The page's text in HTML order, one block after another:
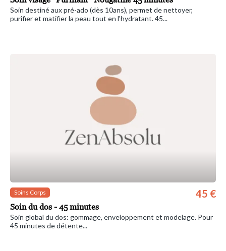
Soin destiné aux pré-ado (dès 10ans), permet de nettoyer,
purifier et matifier la peau tout en l'hydratant. 45...
Soins Corps
Soin du dos - 45 minutes
45 €
Soin global du dos: gommage, enveloppement et modelage. Pour
45 minutes de détente...